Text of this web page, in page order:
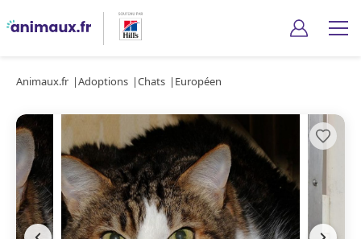
Animaux.fr Adoptions Chats Européen